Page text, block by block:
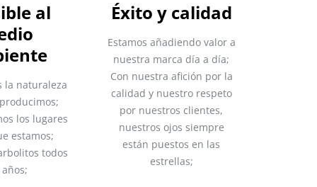
al
la naturaleza
los lugares
estamos;
todos
Éxito y calidad
Estamos añadiendo valor a
nuestra marca día a día;
Con nuestra afición por la
calidad y nuestro respeto
por nuestros clientes,
nuestros ojos siempre
están puestos en las
estrellas;